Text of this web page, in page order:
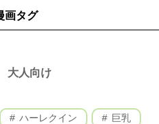
画タグ
大人向け
ハーレクイン 巨乳